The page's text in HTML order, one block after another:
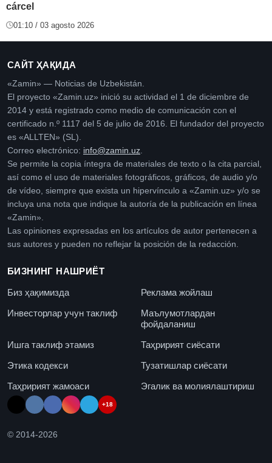
cárcel
01:10 / 03 agosto 2026
САЙТ ҲАҚИДА
«Zamin» — Noticias de Uzbekistán.
El proyecto «Zamin.uz» inició su actividad el 1 de diciembre de
2014 y está registrado como medio de comunicación con el
certificado n.º 1117 del 5 de julio de 2016. El fundador del proyecto
es «ALLTEN» (SL).
Correo electrónico: info@zamin.uz
Se permite la copia íntegra de materiales de texto o la cita parcial,
así como el uso de materiales fotográficos, gráficos, de audio y/o
de vídeo, siempre que exista un hipervínculo a «Zamin.uz» y/o se
incluya una nota que indique la autoría de la publicación en línea
«Zamin».
Las opiniones expresadas en los artículos de autor pertenecen a
sus autores y pueden no reflejar la posición de la redacción.
БИЗНИНГ НАШРИЁТ
Биз ҳақимизда
Реклама жойлаш
Инвесторлар учун таклиф
Маълумотлардан
фойдаланиш
Ишга таклиф этамиз
Таҳририят сиёсати
Этика кодекси
Тузатишлар сиёсати
Таҳририят жамоаси
Эгалик ва молиялаштириш
+18
© 2014-2026